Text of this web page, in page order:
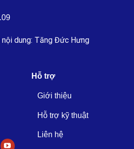
dung: Tăng Đức Hưng
Hỗ trợ
Giới thiệu
Hỗ trợ kỹ thuật
Liên hệ